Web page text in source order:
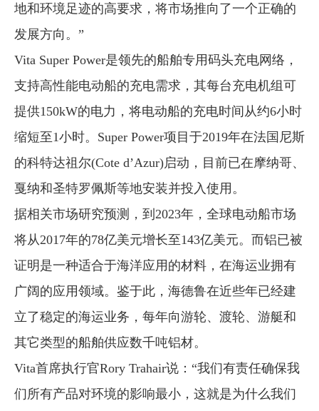
地和环境足迹的高要求，将市场推向了一个正确的
发展方向。”
Vita Super Power是领先的船舶专用码头充电网络，
支持高性能电动船的充电需求，其每台充电机组可
提供150kW的电力，将电动船的充电时间从约6小时
缩短至1小时。Super Power项目于2019年在法国尼斯
的科特达祖尔(Cote d’Azur)启动，目前已在摩纳哥、
戛纳和圣特罗佩斯等地安装并投入使用。
据相关市场研究预测，到2023年，全球电动船市场
将从2017年的78亿美元增长至143亿美元。而铝已被
证明是一种适合于海洋应用的材料，在海运业拥有
广阔的应用领域。鉴于此，海德鲁在近些年已经建
立了稳定的海运业务，每年向游轮、渡轮、游艇和
其它类型的船舶供应数千吨铝材。
Vita首席执行官Rory Trahair说：“我们有责任确保我
们所有产品对环境的影响最小，这就是为什么我们